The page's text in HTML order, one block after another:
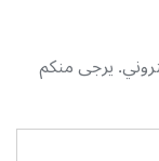
يرجى منكم